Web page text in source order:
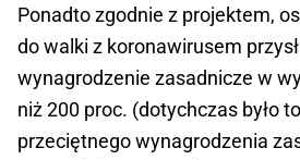
Ponadto zgodnie z projektem,
do walki z koronawirusem
wynagrodzenie zasadnicze w
niż 200 proc. (dotychczas było
przeciętnego wynagrodzenia